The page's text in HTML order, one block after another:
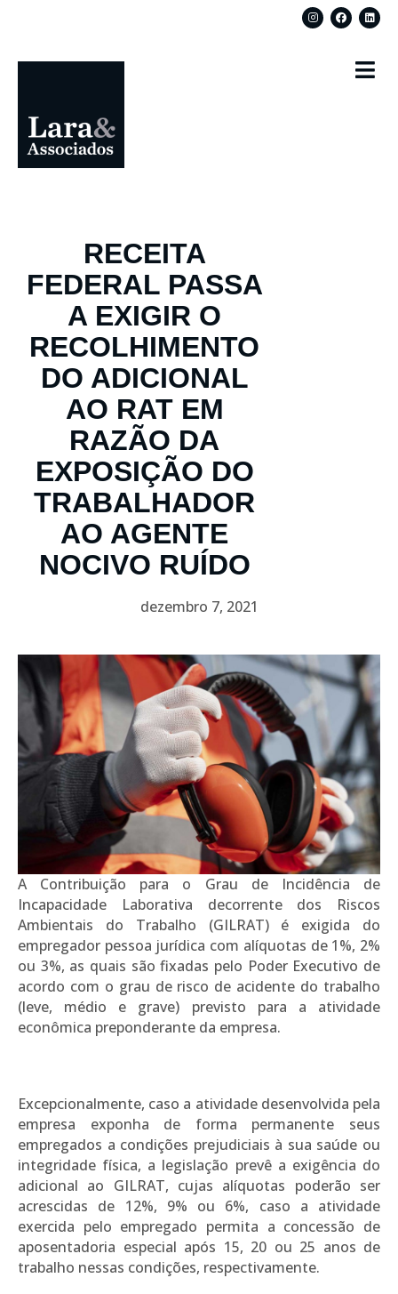
RECEITA
FEDERAL PASSA
A EXIGIR O
RECOLHIMENTO
DO ADICIONAL
AO RAT EM
RAZÃO DA
EXPOSIÇÃO DO
TRABALHADOR
AO AGENTE
NOCIVO RUÍDO
dezembro 7, 2021
A Contribuição para o Grau de Incidência de
Incapacidade Laborativa decorrente dos Riscos
Ambientais do Trabalho (GILRAT) é exigida do
empregador pessoa jurídica com alíquotas de 1%, 2%
ou 3%, as quais são fixadas pelo Poder Executivo de
acordo com o grau de risco de acidente do trabalho
(leve, médio e grave) previsto para a atividade
econômica preponderante da empresa.
Excepcionalmente, caso a atividade desenvolvida pela
empresa exponha de forma permanente seus
empregados a condições prejudiciais à sua saúde ou
integridade física, a legislação prevê a exigência do
adicional ao GILRAT, cujas alíquotas poderão ser
acrescidas de 12%, 9% ou 6%, caso a atividade
exercida pelo empregado permita a concessão de
aposentadoria especial após 15, 20 ou 25 anos de
trabalho nessas condições, respectivamente.